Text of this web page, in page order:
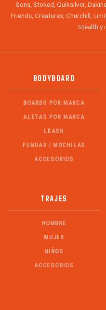
Sons, Stoked, Quiksilver,
Friends, Creatures, Churchill,
Stealth y
BODYBOARD
BOARDS POR MARCA
ALETAS POR MARCA
LEASH
FUNDAS / MOCHILAS
ACCESORIOS
TRAJES
HOMBRE
MUJER
NIÑOS
ACCESORIOS